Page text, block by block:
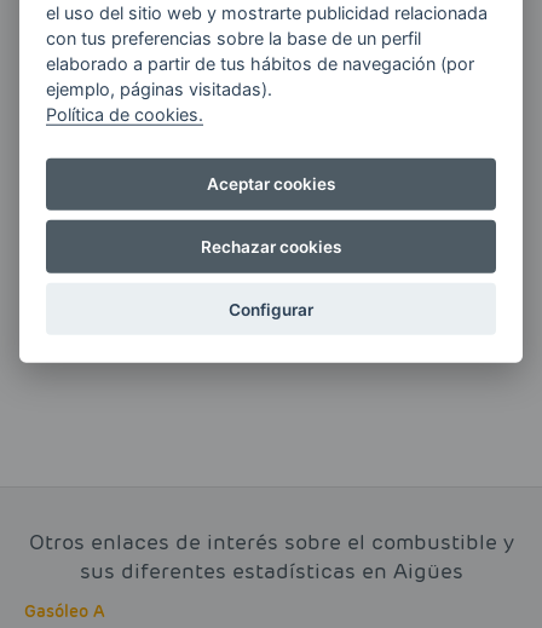
Quiero recibir las últimas novedades de AVIA
ENERGIAS por cualquier medio, incluido
electrónico. Más información
Si tienes alguna duda durante el
pedido escríbenos a:
contacto@clickgasoil.com
Otros enlaces de interés sobre el combustible y
sus diferentes estadísticas en Aigües
Gasóleo A
el uso del sitio web y mostrarte publicidad relacionada
con tus preferencias sobre la base de un perfil
elaborado a partir de tus hábitos de navegación (por
ejemplo, páginas visitadas).
Política de cookies.
Aceptar cookies
Rechazar cookies
Configurar